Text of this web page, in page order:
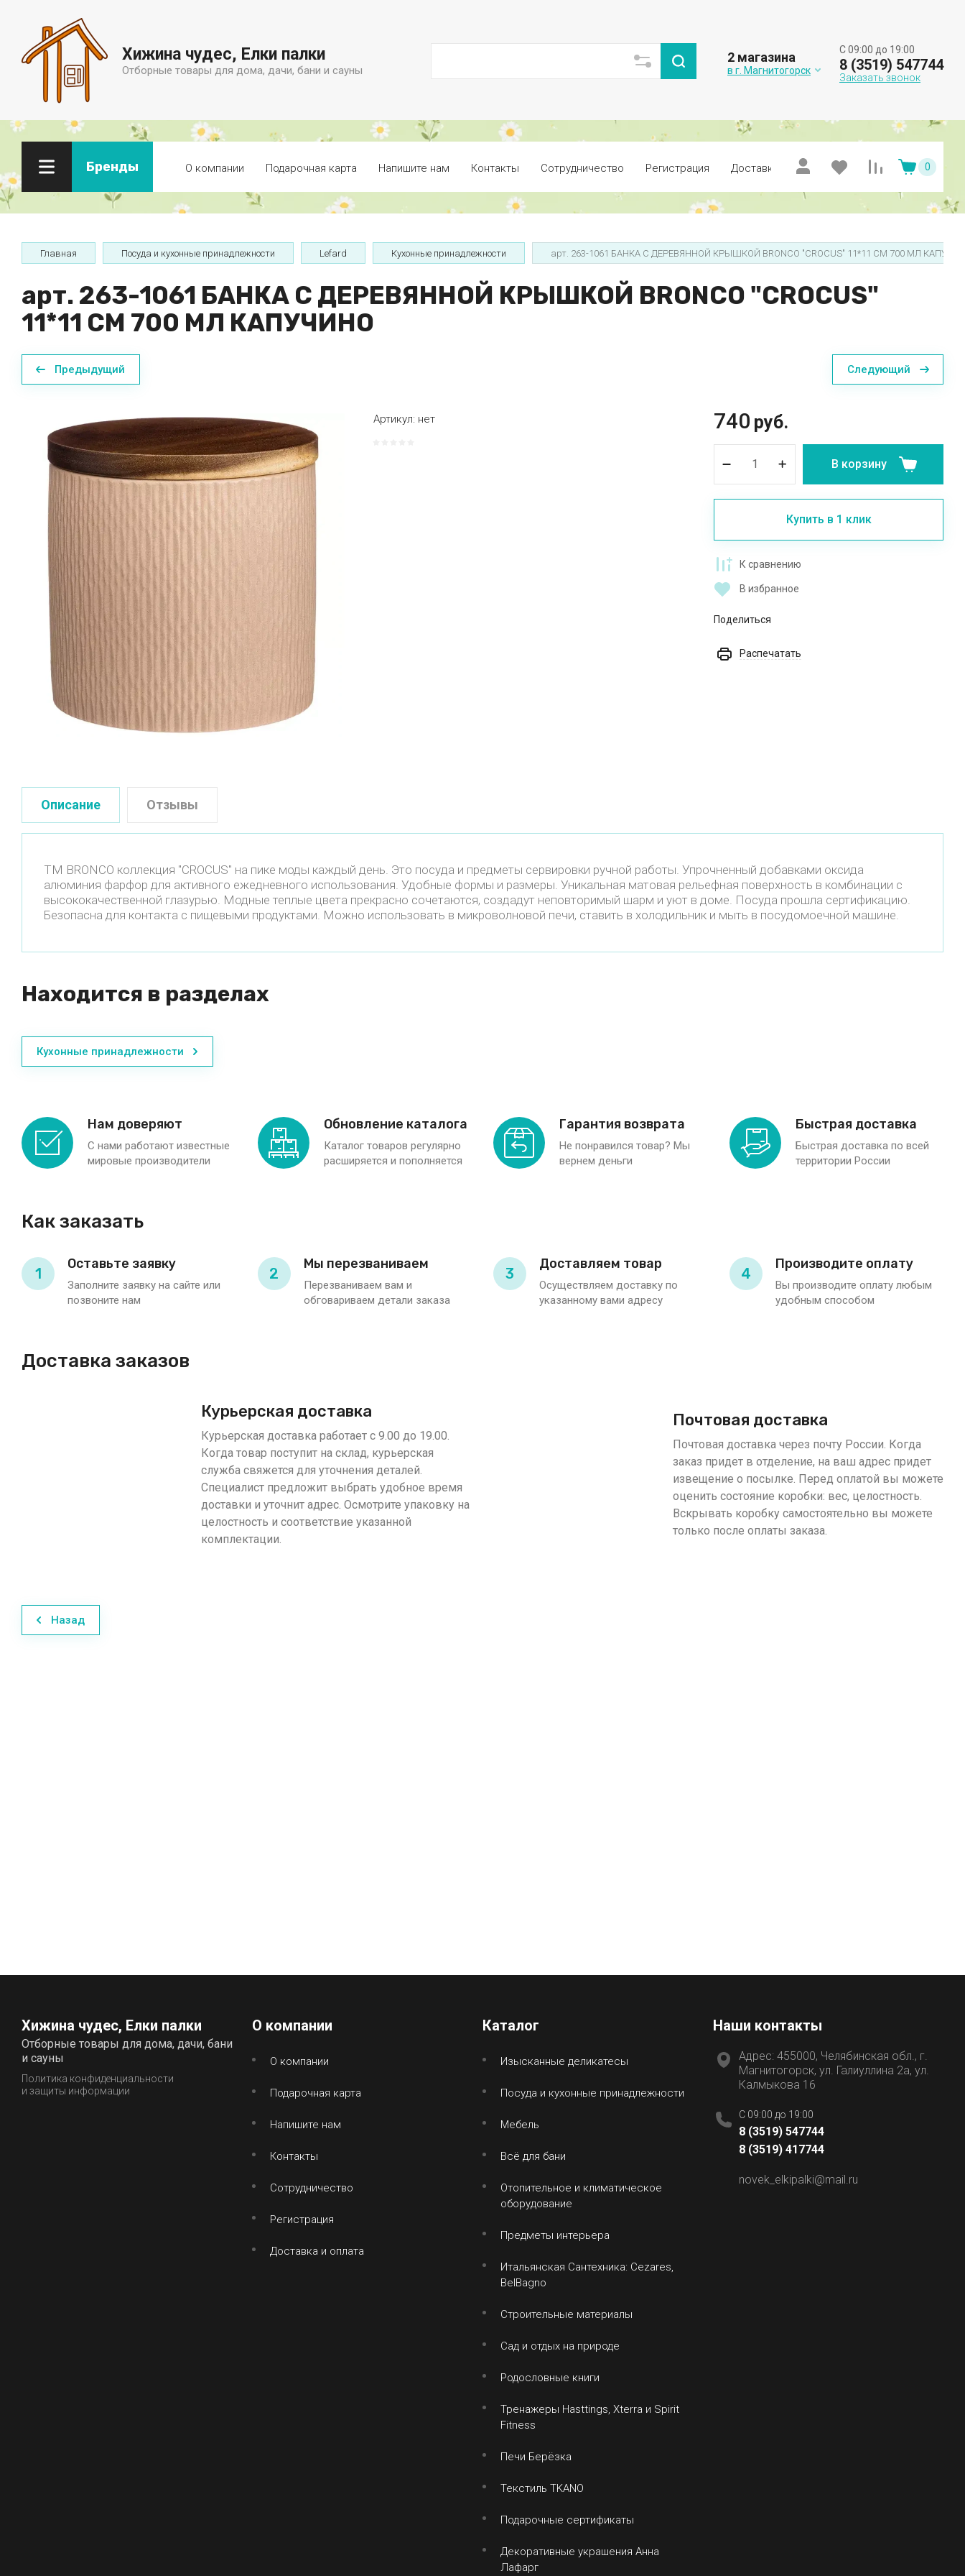
Хижина чудес, Елки палки
Отборные товары для дома, дачи, бани и сауны
2 магазина
в г. Магнитогорск
C 09:00 до 19:00
8 (3519) 547744
Заказать звонок
Бренды О компании Подарочная карта Напишите нам Контакты Сотрудничество Регистрация Доставка и оплата 0
Главная Посуда и кухонные принадлежности Lefard Кухонные принадлежности арт. 263-1061 БАНКА С ДЕРЕВЯННОЙ КРЫШКОЙ BRONCO "CROCUS" 11*11 СМ 700 МЛ
арт. 263-1061 БАНКА С ДЕРЕВЯННОЙ КРЫШКОЙ BRONCO "CROCUS"
11*11 СМ 700 МЛ КАПУЧИНО
Предыдущий Следующий
Артикул: нет 740 руб.
В корзину
Купить в 1 клик
К сравнению
В избранное
Поделиться
Распечатать
Описание Отзывы
ТМ BRONCO коллекция "CROCUS" на пике моды каждый день. Это посуда и предметы сервировки ручной работы. Упрочненный добавками оксида
алюминия фарфор для активного ежедневного использования. Удобные формы и размеры. Уникальная матовая рельефная поверхность в комбинации с
высококачественной глазурью. Модные теплые цвета прекрасно сочетаются, создадут неповторимый шарм и уют в доме. Посуда прошла сертификацию.
Безопасна для контакта с пищевыми продуктами. Можно использовать в микроволновой печи, ставить в холодильник и мыть в посудомоечной машине.
Находится в разделах
Кухонные принадлежности
Нам доверяют
С нами работают известные
мировые производители
Обновление каталога
Каталог товаров регулярно
расширяется и пополняется
Гарантия возврата
Не понравился товар? Мы
вернем деньги
Быстрая доставка
Быстрая доставка по всей
территории России
Как заказать
1
Оставьте заявку
Заполните заявку на сайте или
позвоните нам
2
Мы перезваниваем
Перезваниваем вам и
обговариваем детали заказа
3
Доставляем товар
Осуществляем доставку по
указанному вами адресу
4
Производите оплату
Вы производите оплату любым
удобным способом
Доставка заказов
Курьерская доставка
Курьерская доставка работает с 9.00 до 19.00.
Когда товар поступит на склад, курьерская
служба свяжется для уточнения деталей.
Специалист предложит выбрать удобное время
доставки и уточнит адрес. Осмотрите упаковку на
целостность и соответствие указанной
комплектации.
Почтовая доставка
Почтовая доставка через почту России. Когда
заказ придет в отделение, на ваш адрес придет
извещение о посылке. Перед оплатой вы можете
оценить состояние коробки: вес, целостность.
Вскрывать коробку самостоятельно вы можете
только после оплаты заказа.
Назад
Хижина чудес, Елки палки
Отборные товары для дома, дачи, бани
и сауны
Политика конфиденциальности
и защиты информации
О компании
О компании
Подарочная карта
Напишите нам
Контакты
Сотрудничество
Регистрация
Доставка и оплата
Каталог
Изысканные деликатесы
Посуда и кухонные принадлежности
Мебель
Всё для бани
Отопительное и климатическое
оборудование
Предметы интерьера
Итальянская Сантехника: Cezares,
BelBagno
Строительные материалы
Сад и отдых на природе
Родословные книги
Тренажеры Hasttings, Xterra и Spirit
Fitness
Печи Берёзка
Текстиль TKANO
Подарочные сертификаты
Декоративные украшения Анна
Лафарг
Наши контакты
Адрес: 455000, Челябинская обл., г.
Магнитогорск, ул. Галиуллина 2а, ул.
Калмыкова 16
C 09:00 до 19:00
8 (3519) 547744
8 (3519) 417744
novek_elkipalki@mail.ru